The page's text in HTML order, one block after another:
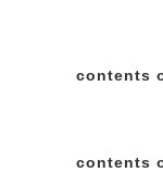
contents
contents